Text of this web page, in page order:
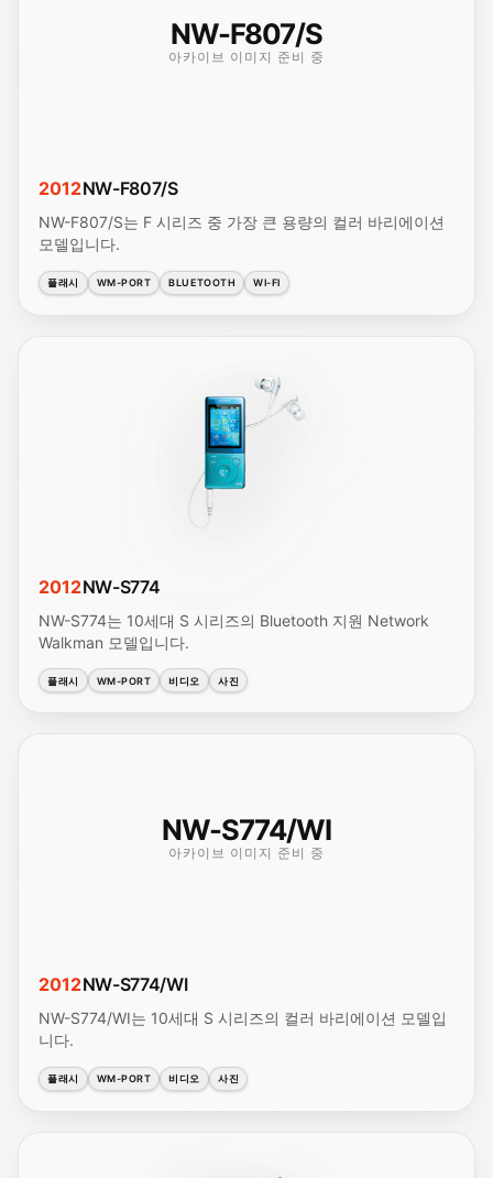
NW-F807/S
아카이브 이미지 준비 중
2012NW-F807/S
NW-F807/S는 F 시리즈 중 가장 큰 용량의 컬러 바리에이션
모델입니다.
플래시 WM-PORT BLUETOOTH WI-FI
2012NW-S774
NW-S774는 10세대 S 시리즈의 Bluetooth 지원 Network
Walkman 모델입니다.
플래시 WM-PORT 비디오 사진
NW-S774/WI
아카이브 이미지 준비 중
2012NW-S774/WI
NW-S774/WI는 10세대 S 시리즈의 컬러 바리에이션 모델입
니다.
플래시 WM-PORT 비디오 사진